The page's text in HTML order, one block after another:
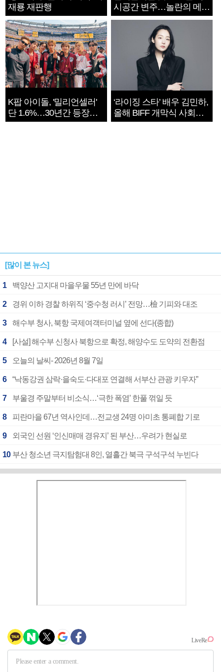
재룡 재판행
시공간 변주…놀란의 메시
지는 ‘전쟁 속죄’
K팝 아이돌, '밀리언셀러'
단 1.6%…30년간 등장
1182개팀 전수조사
‘라이징 스타’ 배우 김민하,
올해 BIFF 개막식 사회자
확정
[많이 본 뉴스]
1 백양산 고지대 마을우물 55년 만에 바닥
2 경위 이하 경찰 하위직 ‘중수청 러시’ 전망…檢 기피와 대조
3 해수부 청사, 북항 국제여객터미널 옆에 선다(종합)
4 [사설] 해수부 신청사 북항으로 확정, 해양수도 도약의 전환점
5 오늘의 날씨- 2026년 8월 7일
6 “낙동강권 삼락·을숙도·다대포 연결해 서부산 관광 키우자”
7 부울경 주말부터 비소식…‘극한 폭염’ 한풀 꺾일 듯
8 피란마을 67년 역사인데…전교생 24명 아미초 통폐합 기로
9 외국인 선원 ‘인신매매 경유지’ 된 부산…우려가 현실로
10 부산 청소년 극지탐험대 8인, 열흘간 북극 구석구석 누빈다